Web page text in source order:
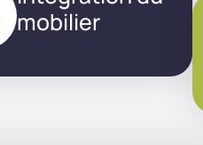
mobilier